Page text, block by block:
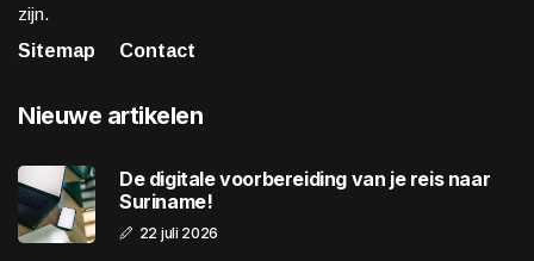
zijn.
Sitemap
Contact
Nieuwe artikelen
De digitale voorbereiding van je reis naar
Suriname!
22 juli 2026